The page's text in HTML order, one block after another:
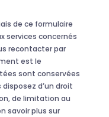
de ce formulaire
services concernés
recontacter par
est le
sont conservées
d’un droit
de limitation au
savoir plus sur